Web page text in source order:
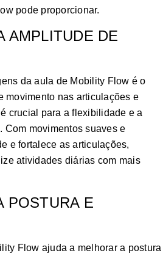
pode proporcionar.
AMPLITUDE DE
da aula de Mobility Flow é o
movimento nas articulações e
crucial para a flexibilidade e a
movimentos suaves e
e fortalece as articulações,
atividades diárias com mais
POSTURA E
Flow ajuda a melhorar a postura